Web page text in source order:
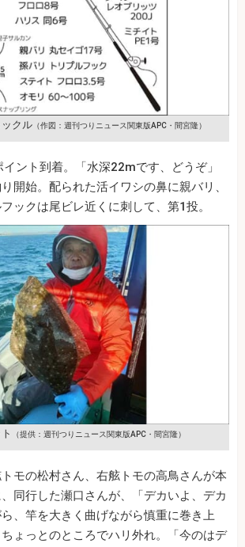
クル （作図：週刊つりニュース関東版APC・間宮隆）
ント到着。「水深22mです、どうぞ」
開始。配られた活イワシの鼻に親バリ、
ックは尾ビレ近くに刺して、第1投。
（提供：週刊つりニュース関東版APC・間宮隆）
モの松村さん、右舷トモの高鳥さんが本
同行した瀬口さんが、「デカいよ、デカ
、竿を大きく曲げながら慎重に巻き上
ょっとのところでハリ外れ。「今のはデ